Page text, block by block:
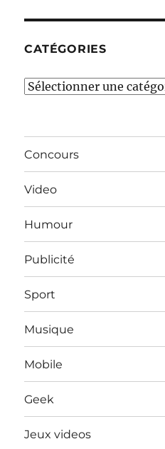
CATÉGORIES
Catégories
Concours
Video
Humour
Publicité
Sport
Musique
Mobile
Geek
Jeux videos